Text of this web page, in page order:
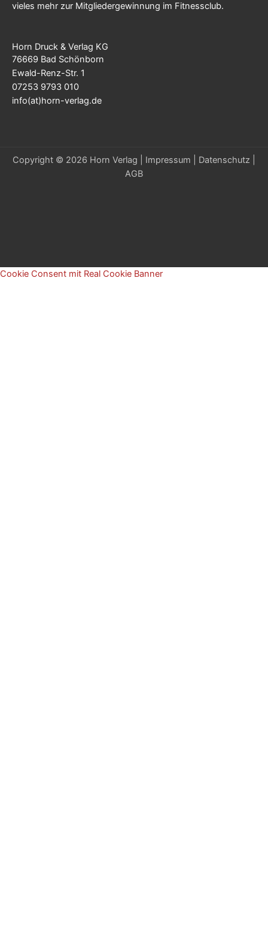
vieles mehr zur Mitgliedergewinnung im Fitnessclub.
Horn Druck & Verlag KG
76669 Bad Schönborn
Ewald-Renz-Str. 1
07253 9793 010
info(at)horn-verlag.de
Copyright © 2026 Horn Verlag | Impressum Datenschutz
AGB
Cookie Consent mit Real Cookie Banner